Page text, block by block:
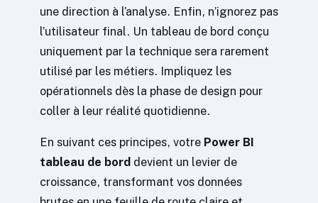
une direction à l’analyse. Enfin, n’ignorez pas
l’utilisateur final. Un tableau de bord conçu
uniquement par la technique sera rarement
utilisé par les métiers. Impliquez les
opérationnels dès la phase de design pour
coller à leur réalité quotidienne.
En suivant ces principes, votre Power BI
tableau de bord devient un levier de
croissance, transformant vos données